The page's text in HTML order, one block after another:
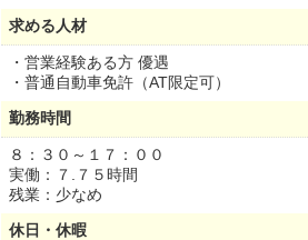
求める人材
・営業経験ある方 優遇
・普通自動車免許（AT限定可）
勤務時間
８：３０～１７：００
実働：７.７５時間
残業：少なめ
休日・休暇